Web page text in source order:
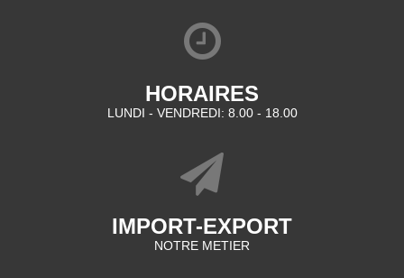
HORAIRES
LUNDI - VENDREDI: 8.00 - 18.00
IMPORT-EXPORT
NOTRE METIER